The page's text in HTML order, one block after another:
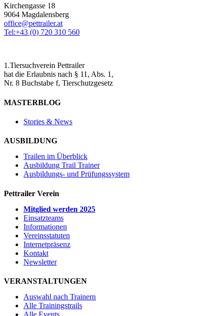
Kirchengasse 18
9064 Magdalensberg
office@pettrailer.at
Tel:+43 (0) 720 310 560
1.Tiersuchverein Pettrailer
hat die Erlaubnis nach § 11, Abs. 1,
Nr. 8 Buchstabe f, Tierschutzgesetz
MASTERBLOG
Stories & News
AUSBILDUNG
Trailen im Überblick
Ausbildung Trail Trainer
Ausbildungs- und Prüfungssystem
Pettrailer Verein
Mitglied werden 2025
Einsatzteams
Informationen
Vereinsstatuten
Internetpräsenz
Kontakt
Newsletter
VERANSTALTUNGEN
Auswahl nach Trainern
Alle Trainingstrails